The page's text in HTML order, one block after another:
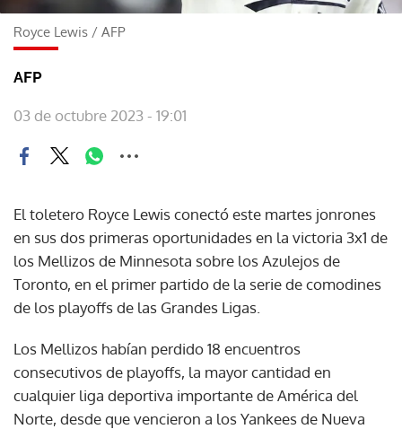
Royce Lewis / AFP
AFP
03 de octubre 2023 - 19:01
El toletero Royce Lewis conectó este martes jonrones
en sus dos primeras oportunidades en la victoria 3x1 de
los Mellizos de Minnesota sobre los Azulejos de
Toronto, en el primer partido de la serie de comodines
de los playoffs de las Grandes Ligas.
Los Mellizos habían perdido 18 encuentros
consecutivos de playoffs, la mayor cantidad en
cualquier liga deportiva importante de América del
Norte, desde que vencieron a los Yankees de Nueva